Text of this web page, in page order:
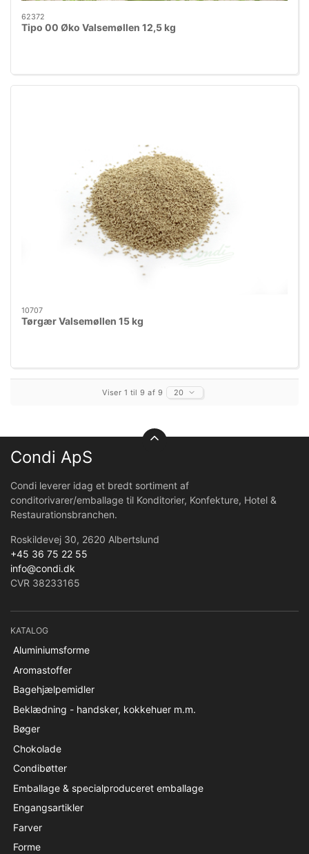
62372
Tipo 00 Øko Valsemøllen 12,5 kg
10707
Tørgær Valsemøllen 15 kg
Viser 1 til 9 af 9 20
Condi ApS
Condi leverer idag et bredt sortiment af
conditorivarer/emballage til Konditorier, Konfekture, Hotel &
Restaurationsbranchen.
Roskildevej 30, 2620 Albertslund
+45 36 75 22 55
info@condi.dk
CVR 38233165
KATALOG
Aluminiumsforme
Aromastoffer
Bagehjælpemidler
Beklædning - handsker, kokkehuer m.m.
Bøger
Chokolade
Condibøtter
Emballage & specialproduceret emballage
Engangsartikler
Farver
Forme